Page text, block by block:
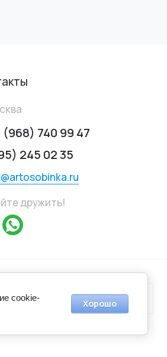
(968) 740 99 47
245 02 35
дружить!
cookie-
Хорошо